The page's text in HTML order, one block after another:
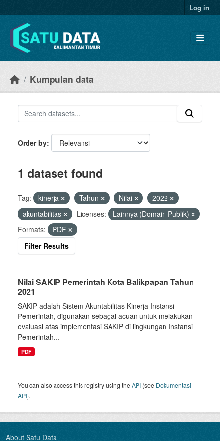
Log in
Kumpulan data
Order by
1 dataset found
Tag: kinerja Tahun Nilai
2022
akuntabilitas
Licenses:
Lainnya (Domain Publik)
Formats:
PDF
Filter Results
Nilai SAKIP Pemerintah Kota Balikpapan Tahun
2021
SAKIP adalah Sistem Akuntabilitas Kinerja Instansi
Pemerintah, digunakan sebagai acuan untuk melakukan
evaluasi atas implementasi SAKIP di lingkungan Instansi
Pemerintah...
PDF
You can also access this registry using theAPI (see Dokumentasi
API).
About Satu Data